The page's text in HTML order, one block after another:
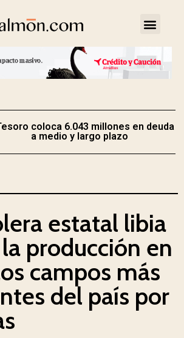
coloca 6.043 millones en deuda
a medio y largo plazo
estatal libia
producción en
campos más
del país por